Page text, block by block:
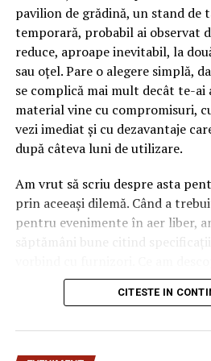
pavilion de grădină, un stand de
temporară, probabil ai observat
reduce, aproape inevitabil, la
sau oțel. Pare o alegere simplă,
se complică mai mult decât te-ai
material vine cu compromisuri,
vezi imediat și cu dezavantaje
după câteva luni de utilizare.
Am vrut să scriu despre asta
prin aceeași dilemă. Când a
pentru evenimente în aer liber,
săptămâni bune citind
„corect” depinde mult de
pavilionul și de ce condiții
CITESTE IN